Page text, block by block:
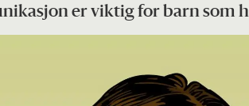
er viktig for barn som